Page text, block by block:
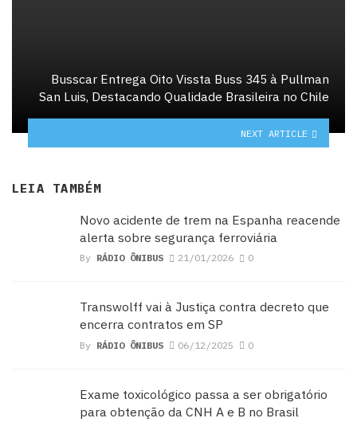
Busscar Entrega Oito Vissta Buss 345 à Pullman
San Luis, Destacando Qualidade Brasileira no Chile
NEXT ARTICLE
LEIA TAMBÉM
Novo acidente de trem na Espanha reacende
alerta sobre segurança ferroviária
By RÁDIO ÔNIBUS 21/01/2026 0
Transwolff vai à Justiça contra decreto que
encerra contratos em SP
By RÁDIO ÔNIBUS 06/12/2025 0
Exame toxicológico passa a ser obrigatório
para obtenção da CNH A e B no Brasil